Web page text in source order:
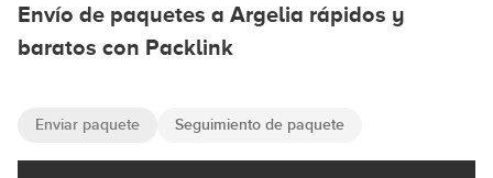
Envío de paquetes a Argelia rápidos y
baratos con Packlink
Enviar paquete Seguimiento de paquete